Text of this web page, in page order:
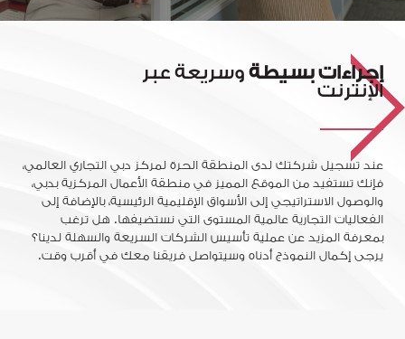
إجراءات بسيطة وسريعة عبر
الإنترنت
عند تسجيل شركتك لدى المنطقة الحرة لمركز دبي التجاري العالمي،
فإنك تستفيد من الموقع المميز في منطقة الأعمال المركزية بدبي،
والوصول الاستراتيجي إلى الأسواق الإقليمية الرئيسية، بالإضافة إلى
الفعاليات التجارية عالمية المستوى التي نستضيفها. هل ترغب
بمعرفة المزيد عن عملية تأسيس الشركات السريعة والسهلة لدينا؟
يرجى إكمال النموذج أدناه وسيتواصل فريقنا معك في أقرب وقت.